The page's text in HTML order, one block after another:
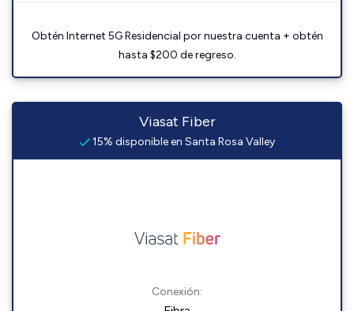
Obtén Internet 5G Residencial por nuestra cuenta + obtén
hasta $200 de regreso.
Viasat Fiber
15% disponible en Santa Rosa Valley
Conexión: